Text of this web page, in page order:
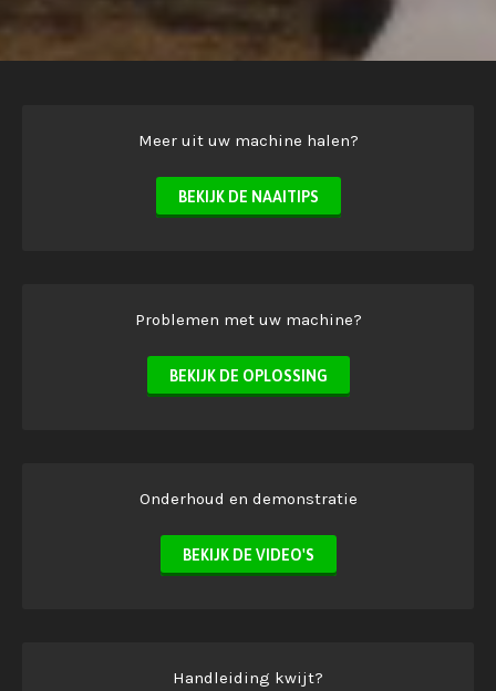
Meer uit uw machine halen?
BEKIJK DE NAAITIPS
Problemen met uw machine?
BEKIJK DE OPLOSSING
Onderhoud en demonstratie
BEKIJK DE VIDEO'S
Handleiding kwijt?